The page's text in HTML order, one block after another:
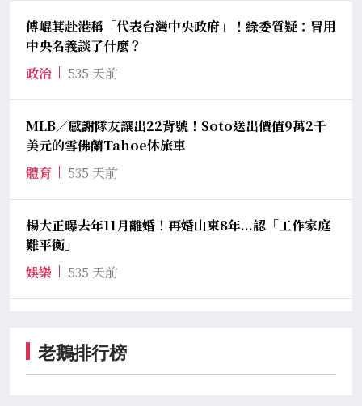
傅崐萁赴港稱「代表台灣中央政府」！綠委質疑：冒用
中央名義談了什麼？
政治
535 天前
MLB／感謝隊友讓出22背號！Soto送出價值9萬2千
美元的雪佛蘭Tahoe休旅車
體育
535 天前
楊大正曝去年11月離婚！再婚山東8年...認「工作家庭
難平衡」
娛樂
535 天前
老鵝排行榜